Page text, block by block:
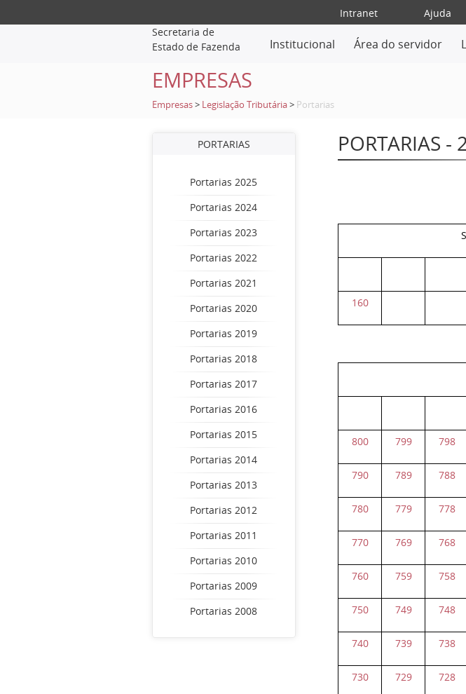
Intranet Ajuda
Secretaria de
Estado de Fazenda
Institucional Área do servidor
EMPRESAS
Empresas > Legislação Tributária > Portarias
PORTARIAS
Portarias 2025
Portarias 2024
Portarias 2023
Portarias 2022
Portarias 2021
Portarias 2020
Portarias 2019
Portarias 2018
Portarias 2017
Portarias 2016
Portarias 2015
Portarias 2014
Portarias 2013
Portarias 2012
Portarias 2011
Portarias 2010
Portarias 2009
Portarias 2008
PORTARIAS -
160
800 799 798
790 789 788
780 779 778
770 769 768
760 759 758
750 749 748
740 739 738
730 729 728